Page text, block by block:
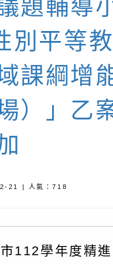
樂淘桃
海報
訊府LED
播影（
障礙者
三次國
附件英
聞傳播
政策溝
民及學
度促進
習」
府LED
播影片
新聞處
宣導標
各賣場
流鼻水、
政府LED
題輔導
別平等
課綱增
）」乙
21 | 人氣：718
112學年度精